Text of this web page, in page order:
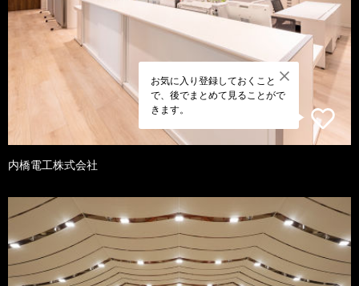
お気に入り登録しておくこと
で、後でまとめて見ることがで
きます。
内橋電工株式会社